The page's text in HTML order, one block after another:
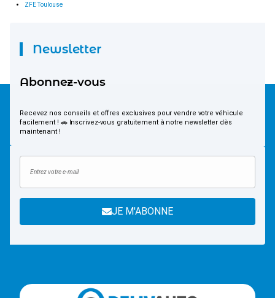
ZFE Toulouse
Newsletter
Abonnez-vous
Recevez nos conseils et offres exclusives pour vendre votre véhicule
facilement ! 🚗 Inscrivez-vous gratuitement à notre newsletter dès
maintenant !
JE M'ABONNE